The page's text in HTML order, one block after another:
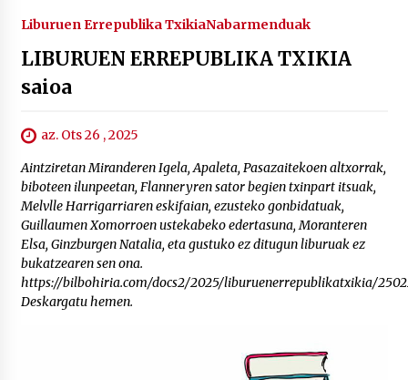
Liburuen Errepublika TxikiaNabarmenduak
LIBURUEN ERREPUBLIKA TXIKIA
saioa
az. Ots 26 , 2025
Aintziretan Miranderen Igela, Apaleta, Pasazaitekoen altxorrak,
biboteen ilunpeetan, Flanneryren sator begien txinpart itsuak,
Melvlle Harrigarriaren eskifaian, ezusteko gonbidatuak,
Guillaumen Xomorroen ustekabeko edertasuna, Moranteren
Elsa, Ginzburgen Natalia, eta gustuko ez ditugun liburuak ez
bukatzearen sen ona.
https://bilbohiria.com/docs2/2025/liburuenerrepublikatxikia/
Deskargatu hemen.